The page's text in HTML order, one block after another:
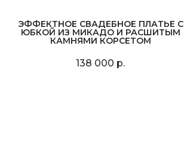
ЭФФЕКТНОЕ СВАДЕБНОЕ ПЛАТЬЕ С
ЮБКОЙ ИЗ МИКАДО И РАСШИТЫМ
КАМНЯМИ КОРСЕТОМ
138 000 р.